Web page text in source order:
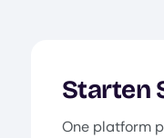
Starten
One platform